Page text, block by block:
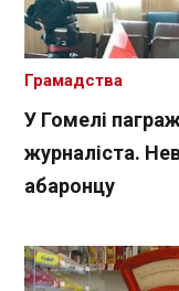
У Гомелі
журналіста.
абаронцу
Грамадства